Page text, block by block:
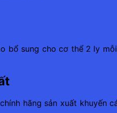
bổ sung cho cơ thể 2 ly
hãng sản xuất khuyến